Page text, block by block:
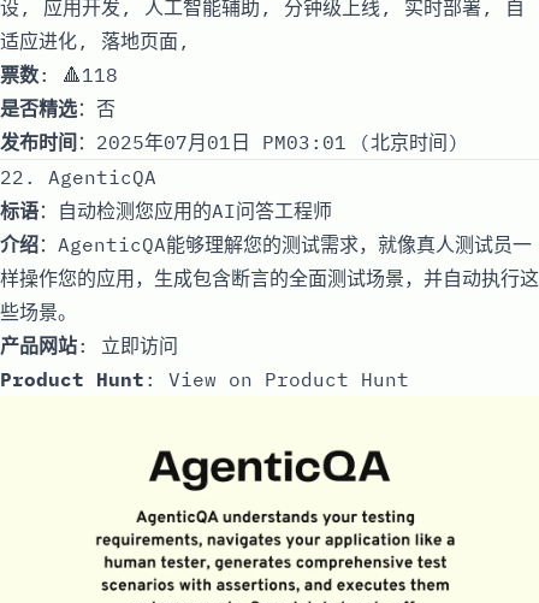
设, 应用开发, 人工智能辅助, 分钟级上线, 实时部署, 自
适应进化, 落地页面,
票数: 🔺118
是否精选：否
发布时间 ：2025年07月01日 PM03:01 (北京时间)
22. AgenticQA
标语：自动检测您应用的AI问答工程师
介绍：AgenticQA能够理解您的测试需求，就像真人测试员一
样操作您的应用，生成包含断言的全面测试场景，并自动执行这
些场景。
产品网站: 立即访问
Product Hunt : View on Product Hunt